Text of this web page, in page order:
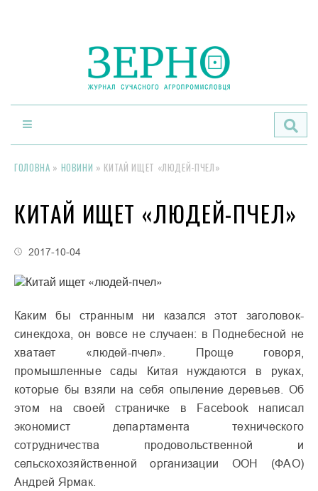
ГОЛОВНА » НОВИНИ » КИТАЙ ИЩЕТ «ЛЮДЕЙ-ПЧЕЛ»
КИТАЙ ИЩЕТ «ЛЮДЕЙ-ПЧЕЛ»
2017-10-04
Каким бы странным ни казался этот заголовок-
синекдоха, он вовсе не случаен: в Поднебесной не
хватает «людей-пчел». Проще говоря,
промышленные сады Китая нуждаются в руках,
которые бы взяли на себя опыление деревьев. Об
этом на своей страничке в Facebook написал
экономист департамента технического
сотрудничества продовольственной и
сельскохозяйственной организации ООН (ФАО)
Андрей Ярмак.